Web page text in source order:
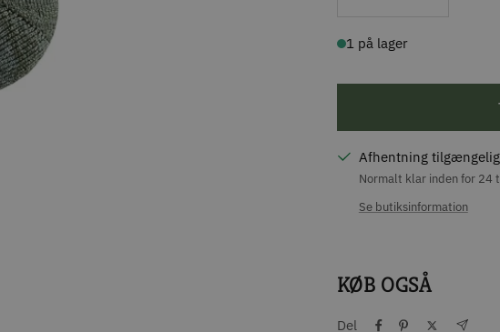
Reducer
Forøg
1 på lager
Afhentning
Normalt klar inden for 24
Se butiksinformation
KØB OGSÅ
Del